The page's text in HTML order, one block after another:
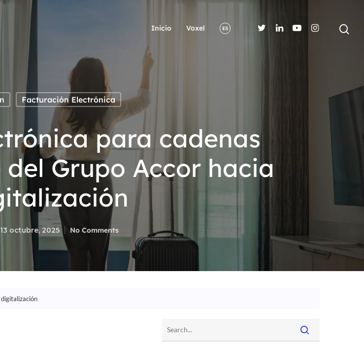
Inicio Voxel ES
Facturación Electrónica
para cadenas
Grupo Accor hacia
13 octubre, 2025 No Comments